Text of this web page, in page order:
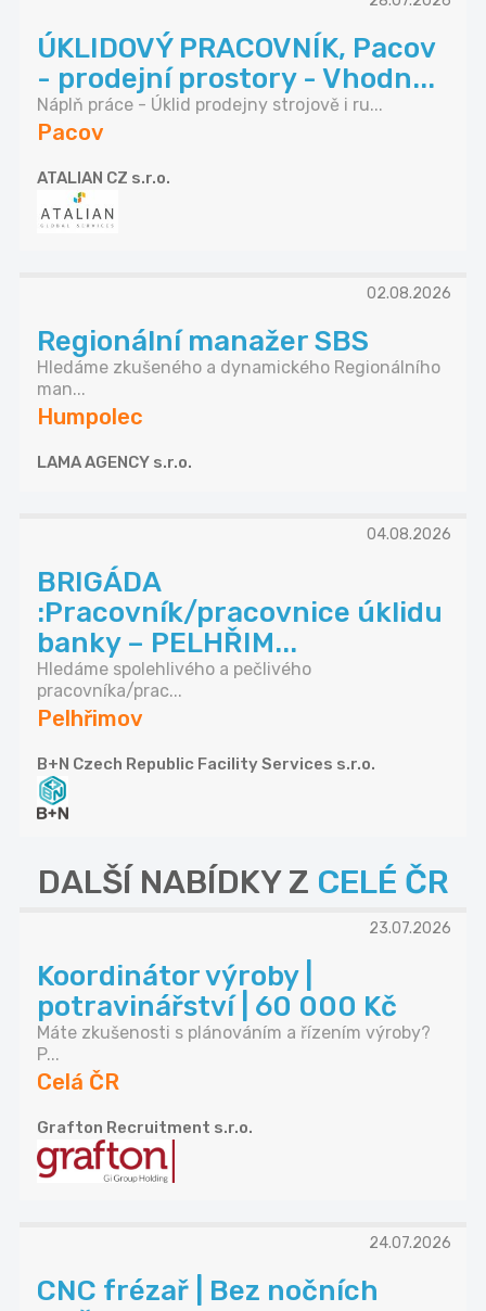
ÚKLIDOVÝ PRACOVNÍK, Pacov
- prodejní prostory - Vhodn...
Náplň práce - Úklid prodejny strojově i ru...
Pacov
ATALIAN CZ s.r.o.
02.08.2026
Regionální manažer SBS
Hledáme zkušeného a dynamického Regionálního
man...
Humpolec
LAMA AGENCY s.r.o.
04.08.2026
BRIGÁDA
:Pracovník/pracovnice úklidu
banky – PELHŘIM...
Hledáme spolehlivého a pečlivého
pracovníka/prac...
Pelhřimov
B+N Czech Republic Facility Services s.r.o.
DALŠÍ NABÍDKY Z CELÉ ČR
23.07.2026
Koordinátor výroby |
potravinářství | 60 000 Kč
Máte zkušenosti s plánováním a řízením výroby?
P...
Celá ČR
Grafton Recruitment s.r.o.
24.07.2026
CNC frézař | Bez nočních